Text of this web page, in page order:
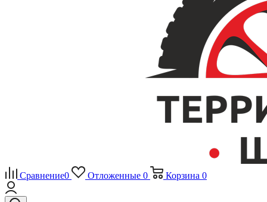
Сравнение0 Отложенные 0 Корзина 0